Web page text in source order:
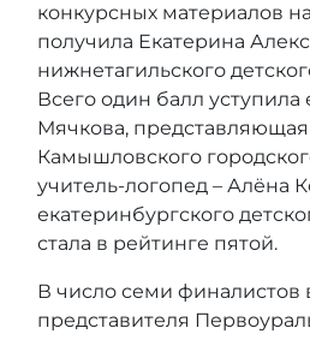
конкурсных материалов
получила Екатерина
нижнетагильского
Всего один балл
Мячкова,
Камышловского
учитель-логопед – Алёна
екатеринбургского
стала в рейтинге пятой.
В число семи финалистов
представителя